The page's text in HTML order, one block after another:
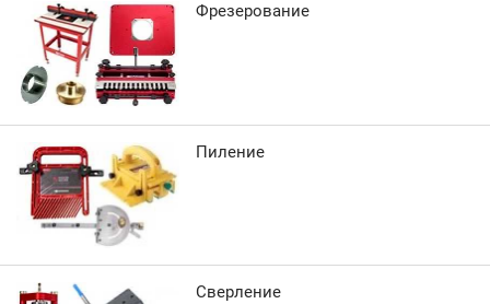
Фрезерование
Пиление
Сверление